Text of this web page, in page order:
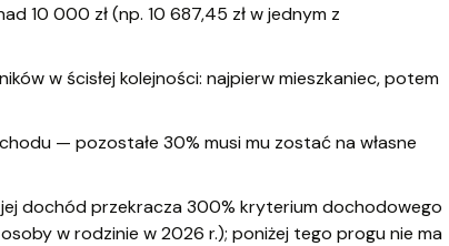
10 000 zł (np. 10 687,45 zł w jednym z
w ścisłej kolejności: najpierw mieszkaniec, potem
— pozostałe 30% musi mu zostać na własne
jej dochód przekracza 300% kryterium dochodowego
w rodzinie w 2026 r.); poniżej tego progu nie ma